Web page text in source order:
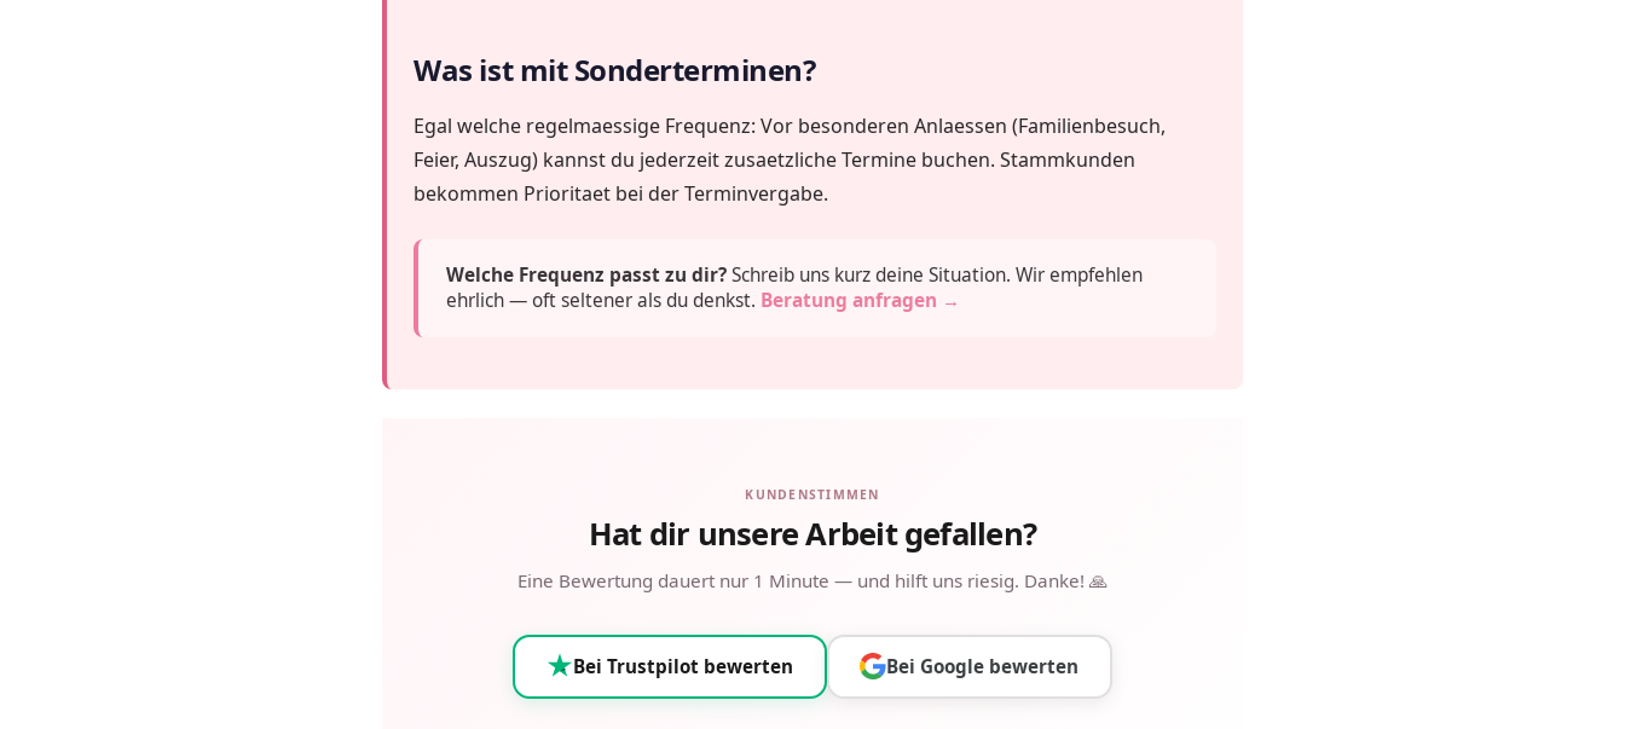
Was ist mit Sonderterminen?
Egal welche regelmaessige Frequenz: Vor besonderen Anlaessen (Familienbesuch,
Feier, Auszug) kannst du jederzeit zusaetzliche Termine buchen. Stammkunden
bekommen Prioritaet bei der Terminvergabe.
Welche Frequenz passt zu dir?Schreib uns kurz deine Situation. Wir empfehlen
ehrlich — oft seltener als du denkst. Beratung anfragen →
KUNDENSTIMMEN
Hat dir unsere Arbeit gefallen?
Eine Bewertung dauert nur 1 Minute — und hilft uns riesig. Danke! 🙏
Bei Trustpilot bewerten Bei Google bewerten